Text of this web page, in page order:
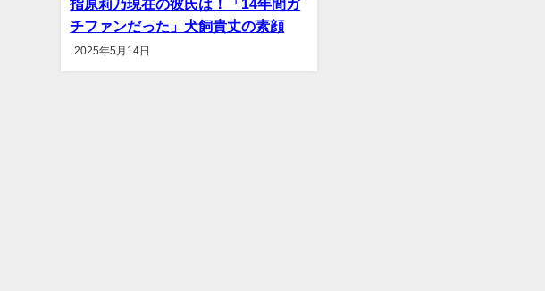
指原莉乃現在の彼氏は！「14年間ガ
チファンだった」犬飼貴丈の素顔
2025年5月14日